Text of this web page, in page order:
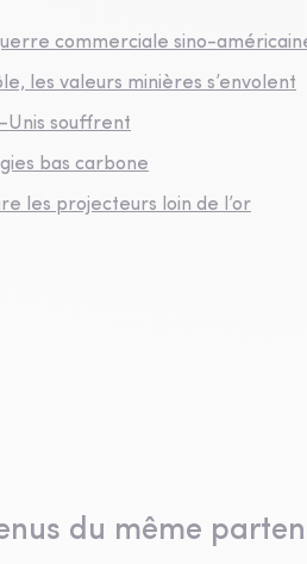
commerciale sino-
les valeurs minières s’envolent
Unis souffrent
bas carbone
les projecteurs loin de l’or
du même